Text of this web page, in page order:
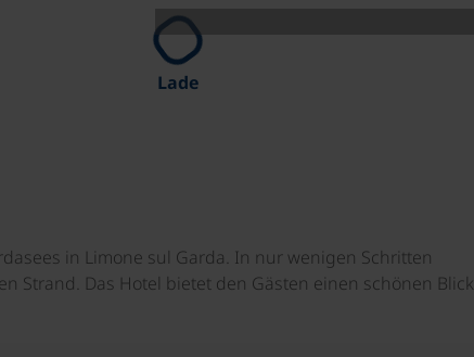
Lade
in Limone sul Garda. In nur wenigen Schritten
Strand. Das Hotel bietet den Gästen einen schönen Blick